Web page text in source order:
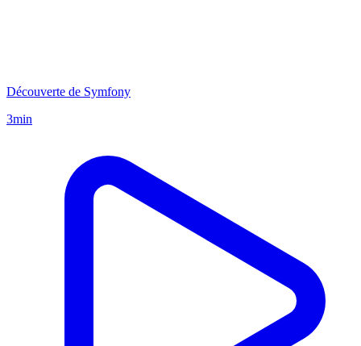
Découverte de Symfony
3min